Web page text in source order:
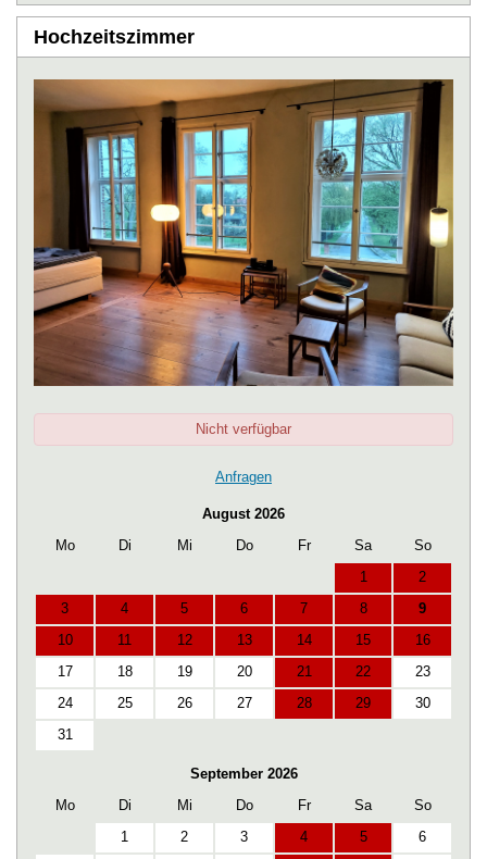
Hochzeitszimmer
Nicht verfügbar
Anfragen
August 2026
Mo
Di Mi Do Fr Sa
So
1
2
3
4 5 6 7 8
9
10
11 12 13 14 15
16
17
18 19 20 21 22
23
24
25 26 27 28 29
30
31
September 2026
Mo
Di Mi Do Fr Sa
So
1
2 3 4 5
6